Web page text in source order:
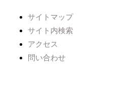
サイトマップ
サイト内検索
アクセス
問い合わせ